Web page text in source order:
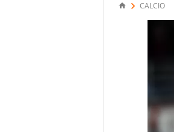
CALCIO